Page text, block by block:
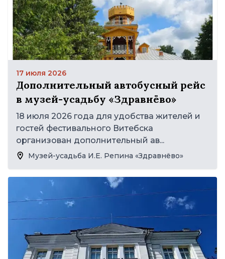
17 июля 2026
Дополнительный автобусный рейс
в музей-усадьбу «Здравнёво»
18 июля 2026 года для удобства жителей и
гостей фестивального Витебска
организован дополнительный ав...
Музей-усадьба И.Е. Репина «Здравнёво»